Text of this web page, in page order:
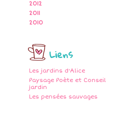
2012
2011
2010
Liens
Les jardins d'Alice
Paysage Poète et Conseil
jardin
Les pensées sauvages